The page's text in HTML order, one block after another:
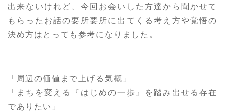
出来ないけれど、今回お会いした方達から聞かせて
もらったお話の要所要所に出てくる考え方や覚悟の
決め方はとっても参考になりました。
「周辺の価値まで上げる気概」
「まちを変える『はじめの一歩』を踏み出せる存在
でありたい」